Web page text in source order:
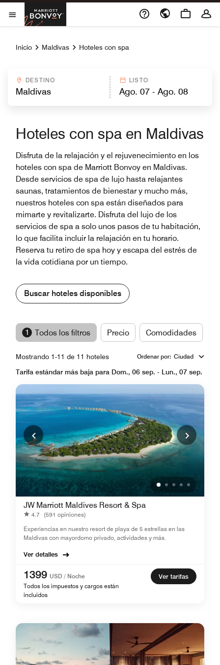
Skip to Content
Abrir el menú
Marriott Bonvoy
Inicio Maldivas Hoteles con spa
DESTINO LISTO
Hoteles con spa en Maldivas
Disfruta de la relajación y el rejuvenecimiento en los
hoteles con spa de Marriott Bonvoy en Maldivas.
Desde servicios de spa de lujo hasta relajantes
saunas, tratamientos de bienestar y mucho más,
nuestros hoteles con spa están diseñados para
mimarte y revitalizarte. Disfruta del lujo de los
servicios de spa a solo unos pasos de tu habitación,
lo que facilita incluir la relajación en tu horario.
Reserva tu retiro de spa hoy y escapa del estrés de
la vida cotidiana por un tiempo.
Buscar hoteles disponibles
1 Todos los filtros Precio Comodidades
Mostrando 1-11 de 11 hoteles Ordenar por: Ciudad
Tarifa estándar más baja para Dom., 06 sep. - Lun., 07 sep.
JW Marriott Maldives Resort & Spa
4.7 (591 opiniones)
Experiencias en nuestro resort de playa de 5 estrellas en las
Maldivas con mayordomo privado, actividades y más.
Ver detalles
1399 USD / Noche
Todos los impuestos y cargos están
incluidos
Ver tarifas